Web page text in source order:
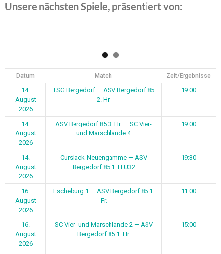
Unsere nächsten Spiele, präsentiert von:
Datum Match Zeit/Ergebnisse
14.
August
2026
TSG Bergedorf — ASV Bergedorf 85
2. Hr.
19:00
14.
August
2026
ASV Bergedorf 85 3. Hr. — SC Vier-
und Marschlande 4
19:00
14.
August
2026
Curslack-Neuengamme — ASV
Bergedorf 85 1. H Ü32
19:30
16.
August
2026
Escheburg 1 — ASV Bergedorf 85 1.
Fr.
11:00
16.
August
2026
SC Vier- und Marschlande 2 — ASV
Bergedorf 85 1. Hr.
15:00